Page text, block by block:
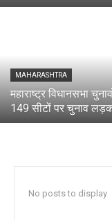
MAHARASHTRA
महाराष्ट्र विधानसभा
149 सीटों पर चुनाव
No posts to display